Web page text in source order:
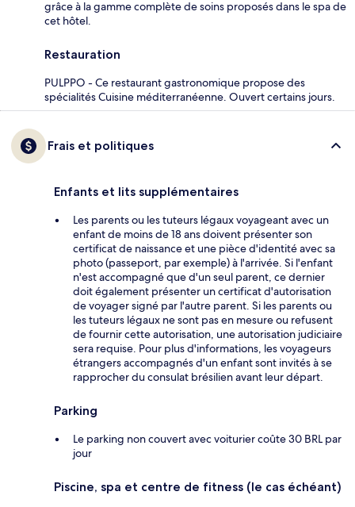
grâce à la gamme complète de soins proposés dans le spa de
cet hôtel.
Restauration
PULPPO - Ce restaurant gastronomique propose des
spécialités Cuisine méditerranéenne. Ouvert certains jours.
Frais et politiques
Enfants et lits supplémentaires
Les parents ou les tuteurs légaux voyageant avec un
enfant de moins de 18 ans doivent présenter son
certificat de naissance et une pièce d'identité avec sa
photo (passeport, par exemple) à l'arrivée. Si l'enfant
n'est accompagné que d'un seul parent, ce dernier
doit également présenter un certificat d'autorisation
de voyager signé par l'autre parent. Si les parents ou
les tuteurs légaux ne sont pas en mesure ou refusent
de fournir cette autorisation, une autorisation judiciaire
sera requise. Pour plus d'informations, les voyageurs
étrangers accompagnés d'un enfant sont invités à se
rapprocher du consulat brésilien avant leur départ.
Parking
Le parking non couvert avec voiturier coûte 30 BRL par
jour
Piscine, spa et centre de fitness (le cas échéant)